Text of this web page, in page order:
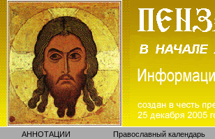
АННОТАЦИИ Православный календарь